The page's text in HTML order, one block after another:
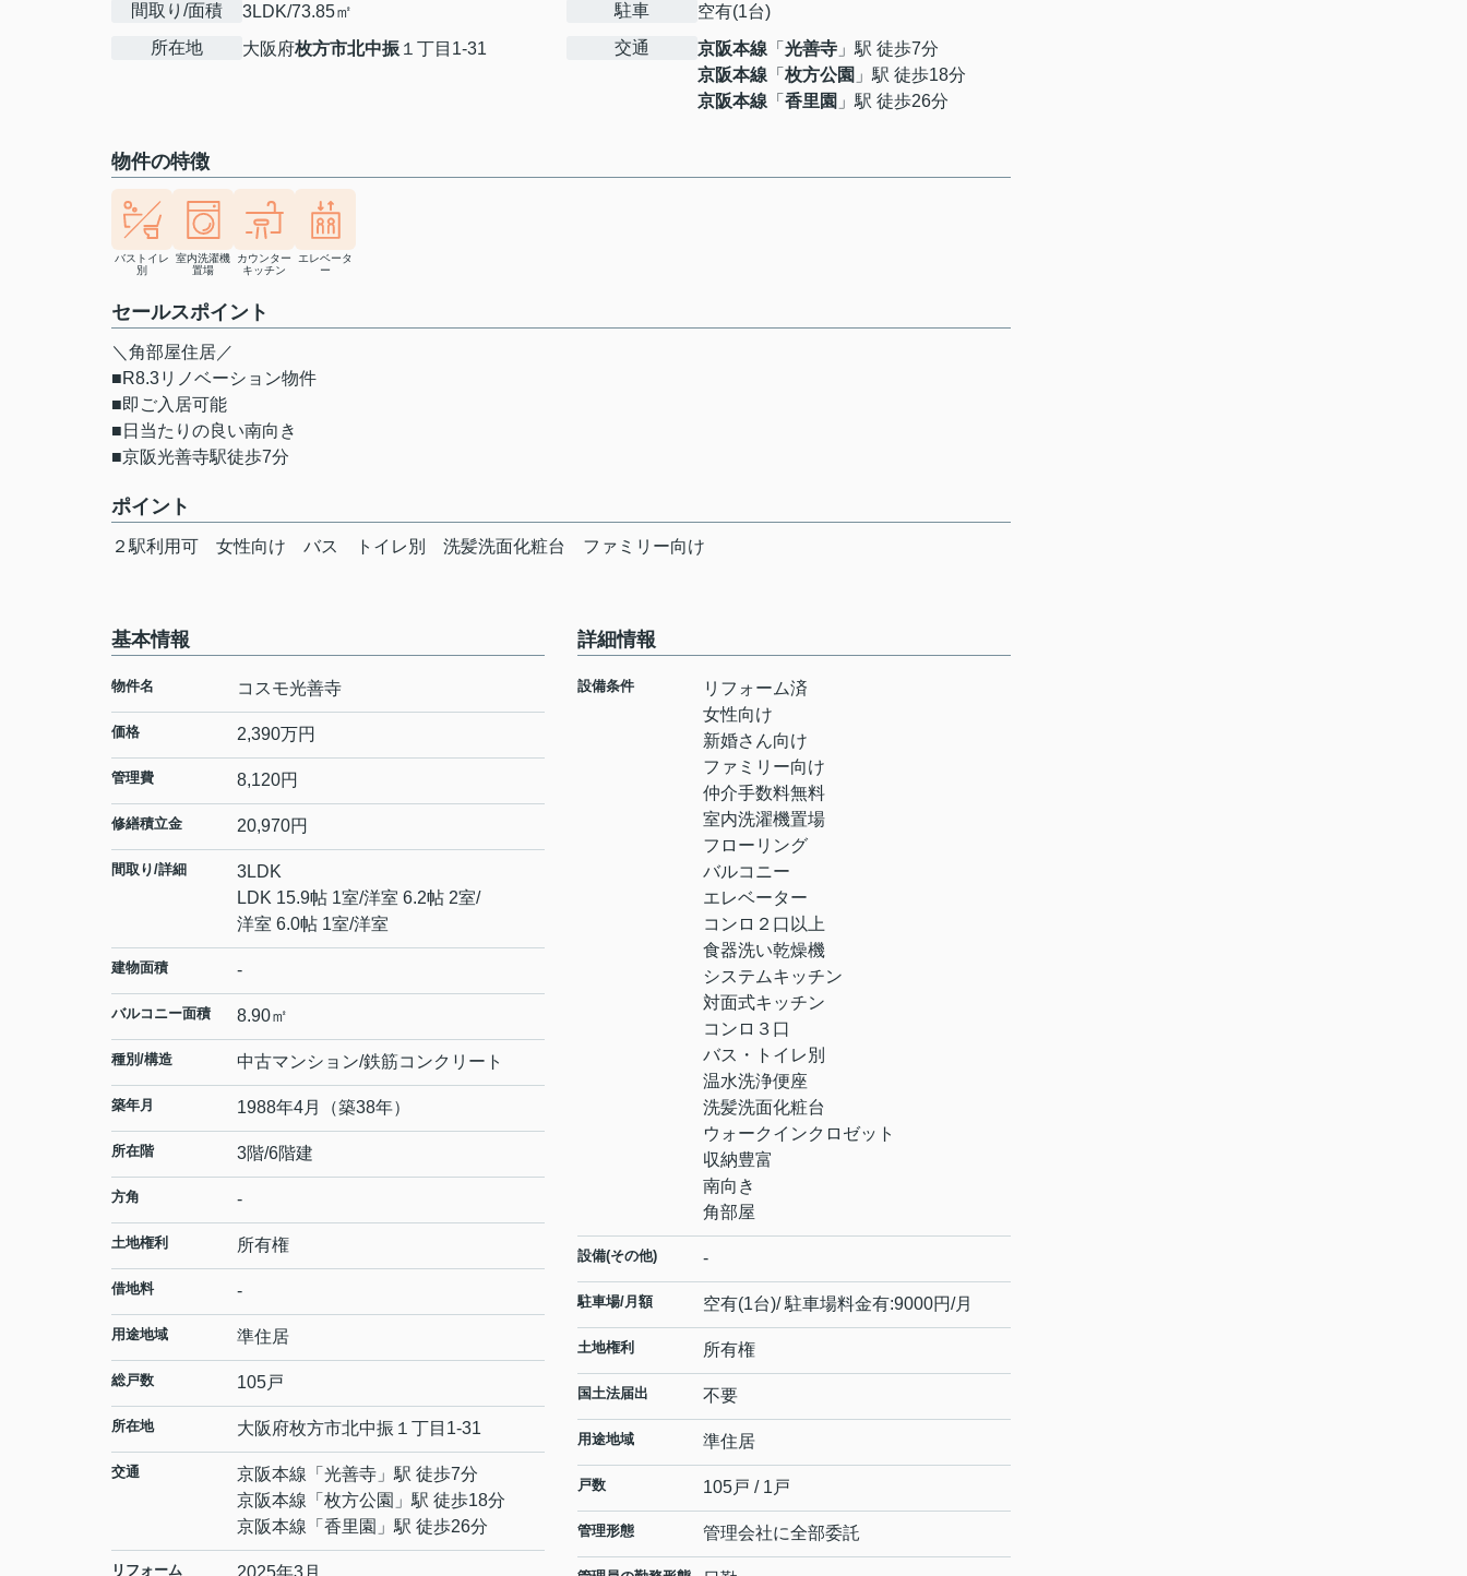
間取り/面積
3LDK/73.85㎡
所在地
大阪府枚方市北中振 １丁目1-31
駐車
空有(1台)
交通
京阪本線 「 光善寺 」駅 徒歩7分
京阪本線 「 枚方公園 」駅 徒歩18分
京阪本線 「 香里園 」駅 徒歩26分
物件の特徴
バストイレ
別
室内洗濯機
置場
カウンター
キッチン
エレベータ
ー
セールスポイント
＼角部屋住居／
■R8.3リノベーション物件
■即ご入居可能
■日当たりの良い南向き
■京阪光善寺駅徒歩7分
ポイント
２駅利用可 女性向け バス トイレ別 洗髪洗面化粧台 ファミリー向け
基本情報
物件名 コスモ光善寺
価格 2,390万円
管理費 8,120円
修繕積立金 20,970円
間取り/詳細
3LDK
LDK 15.9帖 1室/洋室 6.2帖 2室/
洋室 6.0帖 1室/洋室
建物面積 -
バルコニー面積 8.90㎡
種別/構造 中古マンション/鉄筋コンクリート
築年月 1988年4月（築38年）
所在階 3階/6階建
方角 -
土地権利 所有権
借地料 -
用途地域 準住居
総戸数 105戸
所在地 大阪府枚方市北中振 １丁目1-31
交通 京阪本線 「 光善寺 」駅 徒歩7分
京阪本線 「 枚方公園 」駅 徒歩18分
京阪本線 「 香里園 」駅 徒歩26分
リフォーム 2025年3月
詳細情報
設備条件
リフォーム済
女性向け
新婚さん向け
ファミリー向け
仲介手数料無料
室内洗濯機置場
フローリング
バルコニー
エレベーター
コンロ２口以上
食器洗い乾燥機
システムキッチン
対面式キッチン
コンロ３口
バス・トイレ別
温水洗浄便座
洗髪洗面化粧台
ウォークインクロゼット
収納豊富
南向き
角部屋
設備(その他) -
駐車場/月額 空有(1台)/ 駐車場料金有:9000円/月
土地権利 所有権
国土法届出 不要
用途地域 準住居
戸数 105戸 / 1戸
管理形態 管理会社に全部委託